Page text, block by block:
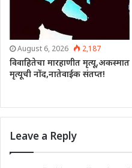
August 6, 2026 2,187
विवाहितेचा मारहाणीत मृत्यू,अकस्मात
मृत्यूची नोंद,नातेवाईक संतप्त!
Leave a Reply